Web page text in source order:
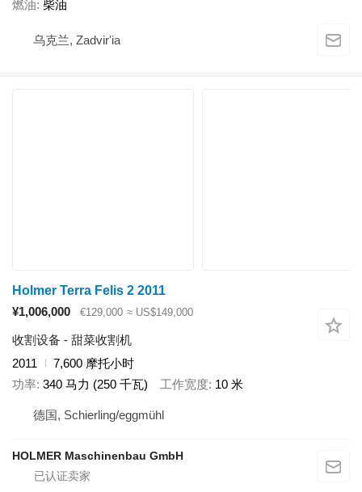
燃油 柴油
乌克兰, Zadvir'ia
Holmer Terra Felis 2 2011
¥1,006,000
€129,000 ≈ US$149,000
收割设备 - 甜菜收割机
2011
7,600 摩托小时
功率 340 马力 (250 千瓦) 工作宽度 10 米
德国, Schierling/eggmühl
HOLMER Maschinenbau GmbH